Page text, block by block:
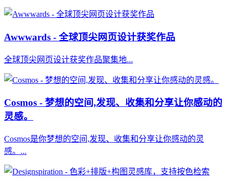
Awwwards - 全球顶尖网页设计获奖作品
全球顶尖网页设计获奖作品聚集地...
Cosmos - 梦想的空间,发现、收集和分享让你感动的
灵感。
Cosmos是你梦想的空间,发现、收集和分享让你感动的灵
感。...